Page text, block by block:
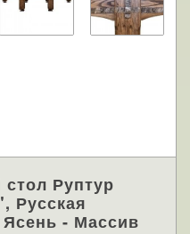
Руптур
- Массив